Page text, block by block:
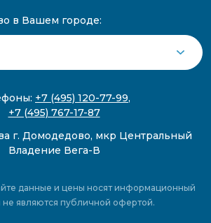
в Вашем городе:
+7 (495) 120-77-99,
+7 (495) 767-17-87
г. Домодедово, мкр Центральный
Владение Вега-В
данные и цены носят информационный
не являются публичной офертой.